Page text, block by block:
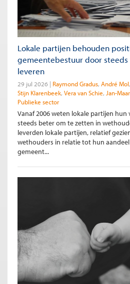
Lokale partijen behouden
gemeentebestuur door
leveren
29 jul 2026 Raymond Gradus André Mol
Stijn Klarenbeek Vera van Schie Jan-
Publieke sector
Vanaf 2006 weten lokale partijen hun
steeds beter om te zetten in
leverden lokale partijen, relatief
wethouders in relatie tot hun aandeel
gemeent...